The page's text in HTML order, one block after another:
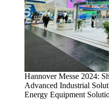
Hannover Messe 2024:
Advanced Industrial
Energy Equipment